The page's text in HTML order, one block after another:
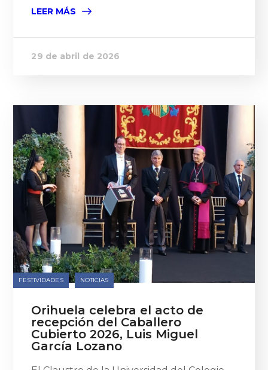
LEER MÁS
29 de abril de 2026
FESTIVIDADES NOTICIAS
Orihuela celebra el acto de
recepción del Caballero
Cubierto 2026, Luis Miguel
García Lozano